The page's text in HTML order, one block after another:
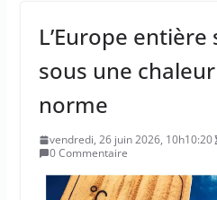
L’Europe
sous une
norme
vendredi, 26 juin 2026, 10h10:20
0 Commentaire